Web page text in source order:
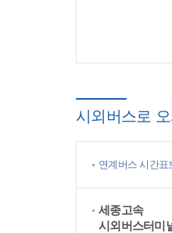
시외버스로
연계버스 시간표
세종고속
시외버스터미